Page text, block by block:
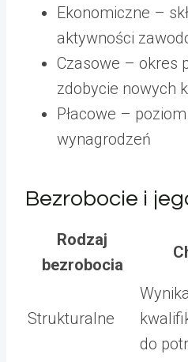
Ekonomiczne –
aktywności
Czasowe – okres
zdobycie nowych
Płacowe –
wynagrodzeń
Bezrobocie i
Rodzaj
bezrobocia
Strukturalne
do